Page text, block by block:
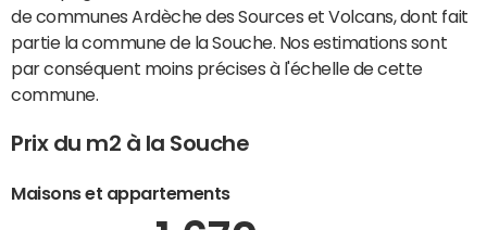
de communes Ardèche des Sources et Volcans, dont fait
partie la commune de la Souche. Nos estimations sont
par conséquent moins précises à l'échelle de cette
commune.
Prix du m2 à la Souche
Maisons et appartements